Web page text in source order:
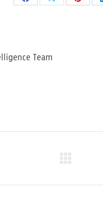
Share
Share
Share
Team